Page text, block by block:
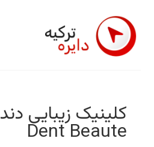
Dent Beaute